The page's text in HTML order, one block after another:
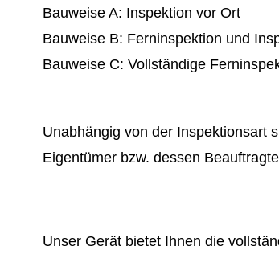
Bauweise A: Inspektion vor Ort
Bauweise B: Ferninspektion und
Bauweise C: Vollständige
Unabhängig von der Inspektionsart
Eigentümer bzw. dessen
Unser Gerät bietet Ihnen die